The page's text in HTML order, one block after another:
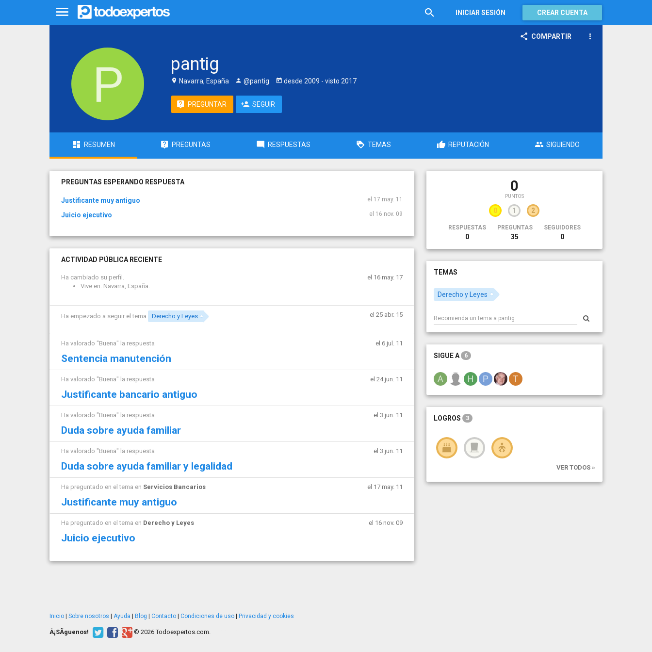
INICIAR SESIÓN CREAR CUENTA
COMPARTIR
pantig
Navarra, España @pantig desde 2009 - visto 2017
PREGUNTAR SEGUIR
RESUMEN PREGUNTAS RESPUESTAS TEMAS REPUTACIÓN SIGUIENDO
PREGUNTAS ESPERANDO RESPUESTA
Justificante muy antiguo el 17 may. 11
Juicio ejecutivo el 16 nov. 09
ACTIVIDAD PÚBLICA RECIENTE
Ha cambiado su perfil.
Vive en: Navarra, España.
el 16 may. 17
Ha empezado a seguir el tema Derecho y Leyes el 25 abr. 15
Ha valorado "Buena" la respuesta el 6 jul. 11
Sentencia manutención
Ha valorado "Buena" la respuesta el 24 jun. 11
Justificante bancario antiguo
Ha valorado "Buena" la respuesta el 3 jun. 11
Duda sobre ayuda familiar
Ha valorado "Buena" la respuesta el 3 jun. 11
Duda sobre ayuda familiar y legalidad
Ha preguntado en el tema en Servicios Bancarios el 17 may. 11
Justificante muy antiguo
Ha preguntado en el tema en Derecho y Leyes el 16 nov. 09
Juicio ejecutivo
0
PUNTOS
0 1 2
RESPUESTAS
0
PREGUNTAS
35
SEGUIDORES
0
TEMAS
Derecho y Leyes
SIGUE A 6
LOGROS 3
VER TODOS »
Inicio | Sobre nosotros | Ayuda | Blog | Contacto | Condiciones de uso | Privacidad y cookies
Â¡SÃ­guenos! © 2026 Todoexpertos.com.